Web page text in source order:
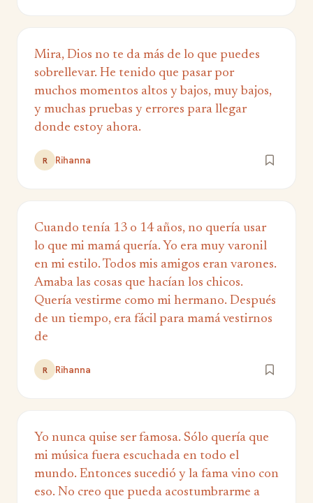
Mira, Dios no te da más de lo que puedes
sobrellevar. He tenido que pasar por
muchos momentos altos y bajos, muy bajos,
y muchas pruebas y errores para llegar
donde estoy ahora.
R Rihanna
Cuando tenía 13 o 14 años, no quería usar
lo que mi mamá quería. Yo era muy varonil
en mi estilo. Todos mis amigos eran varones.
Amaba las cosas que hacían los chicos.
Quería vestirme como mi hermano. Después
de un tiempo, era fácil para mamá vestirnos
de
R Rihanna
Yo nunca quise ser famosa. Sólo quería que
mi música fuera escuchada en todo el
mundo. Entonces sucedió y la fama vino con
eso. No creo que pueda acostumbrarme a